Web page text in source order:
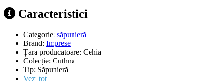
Caracteristici
Categorie: săpunieră
Brand: Imprese
Țara producatoare: Cehia
Colecție: Cuthna
Tip: Săpunieră
Vezi tot